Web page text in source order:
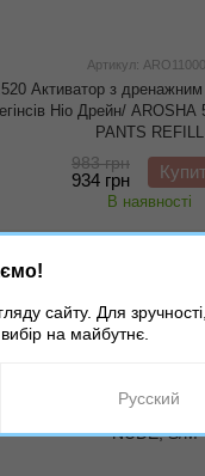
Артикул:
.520 Активатор з
Ніо Дрейн/
PANTS REFILL
983 грн
934 грн
В наявності
сайту. Для
на майбутнє.
Русский